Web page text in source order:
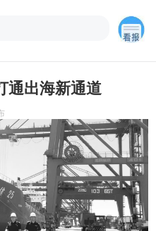
通出海新通道